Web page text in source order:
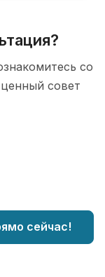
со
совет
сейчас!